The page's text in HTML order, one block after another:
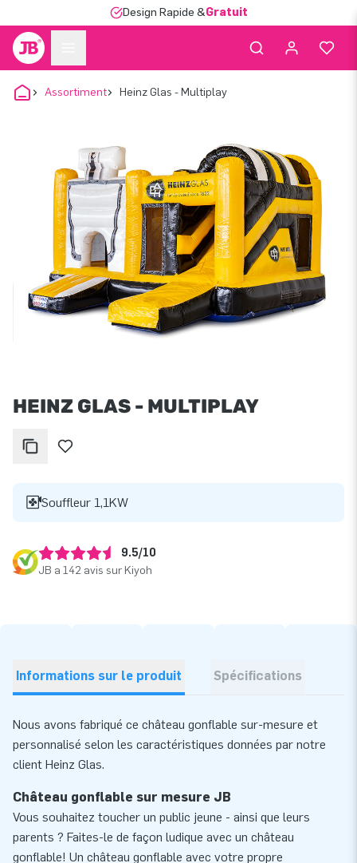
Design Rapide &Gratuit
Assortiment Heinz Glas - Multiplay
HEINZ GLAS - MULTIPLAY
Souffleur 1,1KW
9.5/10
JB a 142 avis sur Kiyoh
Informations sur le produit Spécifications
Nous avons fabriqué ce château gonflable sur-mesure et
personnalisé selon les caractéristiques données par notre
client Heinz Glas.
Château gonflable sur mesure JB
Vous souhaitez toucher un public jeune - ainsi que leurs
parents ? Faites-le de façon ludique avec un château
gonflable! Un château gonflable avec votre propre